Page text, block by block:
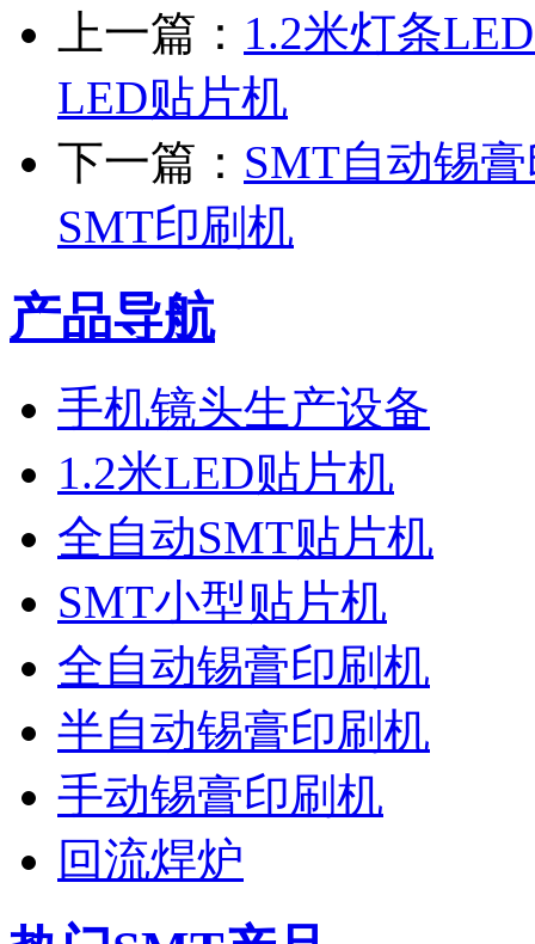
上一篇： 1.2米灯条
LED贴片机
下一篇： SMT自动锡
SMT印刷机
产品导航
手机镜头生产设备
1.2米LED贴片机
全自动SMT贴片机
SMT小型贴片机
全自动锡膏印刷机
半自动锡膏印刷机
手动锡膏印刷机
回流焊炉